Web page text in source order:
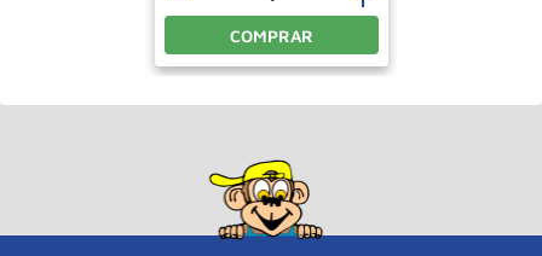
COMPRAR